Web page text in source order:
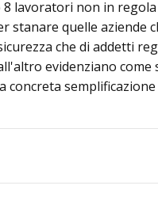
lavoratori non in
quelle aziende
che di addetti
evidenziano